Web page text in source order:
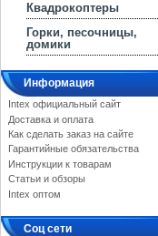
Квадрокоптеры
Горки, песочницы,
домики
Информация
Intex официальный сайт
Доставка и оплата
Как сделать заказ на сайте
Гарантийные обязательства
Инструкции к товарам
Статьи и обзоры
Intex оптом
Соц сети